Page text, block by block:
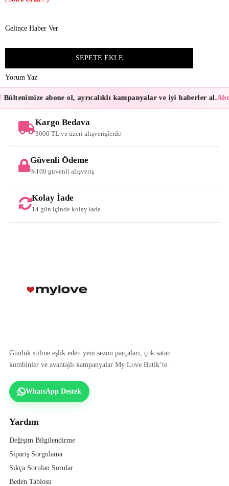
Gelince Haber Ver
Yorum Yaz
Bültenimize abone ol, ayrıcalıklı kampanyalar ve iyi haberler al.
Kargo Bedava
3000 TL ve üzeri alışverişlerde
Güvenli Ödeme
%100 güvenli alışveriş
Kolay İade
14 gün içinde kolay iade
Günlük stiline eşlik eden yeni sezon parçaları, çok satan
kombinler ve avantajlı kampanyalar My Love Butik’te.
WhatsApp Destek
Yardım
Değişim Bilgilendirme
Sipariş Sorgulama
Sıkça Sorulan Sorular
Beden Tablosu